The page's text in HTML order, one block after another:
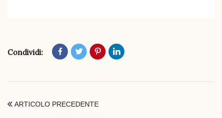
Condividi:
ARTICOLO PRECEDENTE